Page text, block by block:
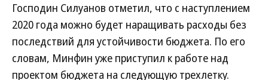
Господин Силуанов отметил, что с наступлением
2020 года можно будет наращивать расходы без
последствий для устойчивости бюджета. По его
словам, Минфин уже приступил к работе над
проектом бюджета на следующую трехлетку.